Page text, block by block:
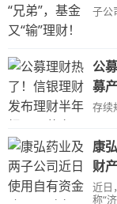
子公
公
募
存续
康
财
近日
称“